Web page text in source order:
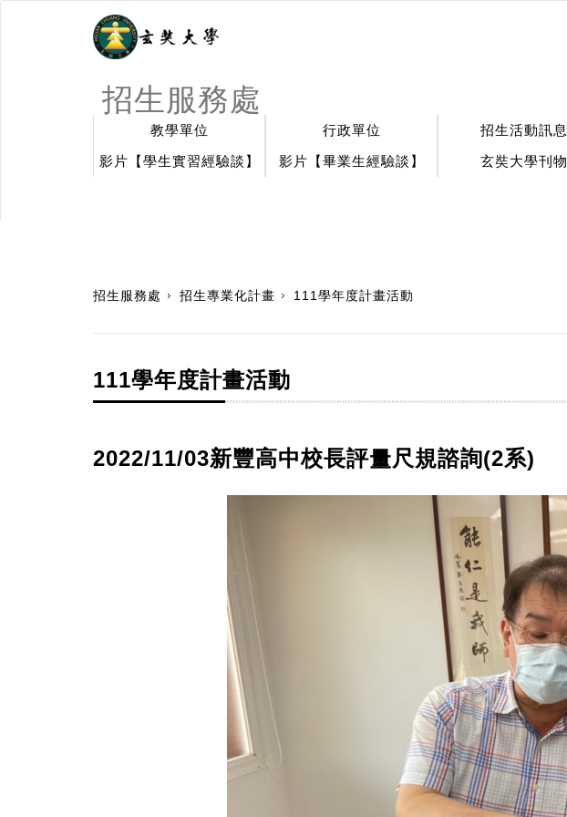
招生服務處
教學單位 行政單位 招生活動訊息
影片【學生實習經驗談】
影片【畢業生經驗談】 玄奘大學刊物
招生服務處 招生專業化計畫 111學年度計畫活動
111學年度計畫活動
2022/11/03新豐高中校長評量尺規諮詢(2系)